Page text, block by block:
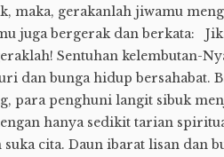
maka, gerakanlah jiwamu
juga bergerak dan berkata:
Sentuhan kelembutan-
dan bunga hidup bersahabat.
para penghuni langit sibuk
hanya sedikit tarian
cita. Daun ibarat lisan dan